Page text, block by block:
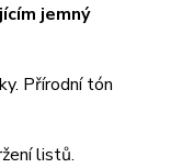
jemný
Přírodní tón
listů.